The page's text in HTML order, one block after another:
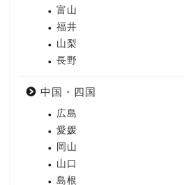
富山
福井
山梨
長野
中国・四国
広島
愛媛
岡山
山口
島根